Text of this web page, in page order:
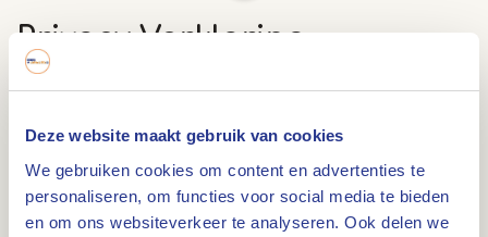
Deze website maakt gebruik van cookies
We gebruiken cookies om content en advertenties te
personaliseren, om functies voor social media te bieden
en om ons websiteverkeer te analyseren. Ook delen we
Privacy Verklaring
In deze verklaring lees je hoe wij omgaan met de
persoonsgegeven die wij verkrijgen via of
Algemeen